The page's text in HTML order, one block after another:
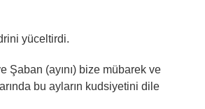
yüceltirdi.
Şaban (ayını) bize mübarek ve
bu ayların kudsiyetini dile